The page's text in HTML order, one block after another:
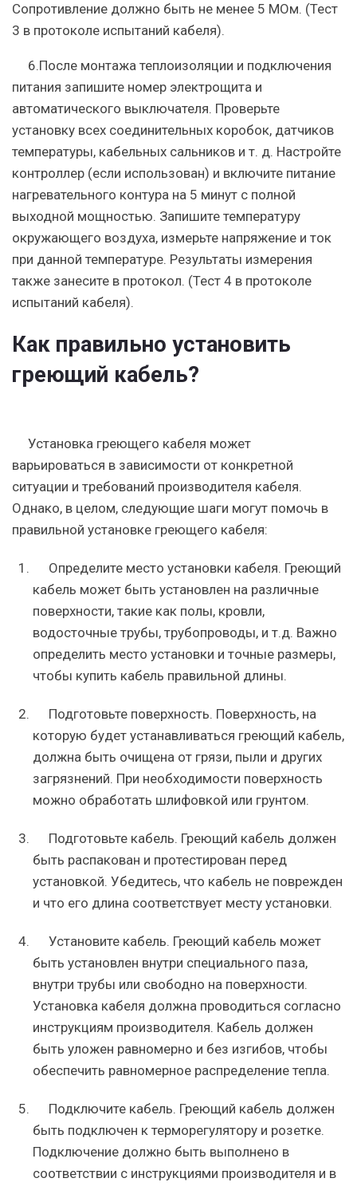
Сопротивление должно быть не менее 5 МОм. (Тест
3 в протоколе испытаний кабеля).
6.После монтажа теплоизоляции и подключения
питания запишите номер электрощита и
автоматического выключателя. Проверьте
установку всех соединительных коробок, датчиков
температуры, кабельных сальников и т. д. Настройте
контроллер (если использован) и включите питание
нагревательного контура на 5 минут с полной
выходной мощностью. Запишите температуру
окружающего воздуха, измерьте напряжение и ток
при данной температуре. Результаты измерения
также занесите в протокол. (Тест 4 в протоколе
испытаний кабеля).
Как правильно установить
греющий кабель?
Установка греющего кабеля может
варьироваться в зависимости от конкретной
ситуации и требований производителя кабеля.
Однако, в целом, следующие шаги могут помочь в
правильной установке греющего кабеля:
Определите место установки кабеля. Греющий
кабель может быть установлен на различные
поверхности, такие как полы, кровли,
водосточные трубы, трубопроводы, и т.д. Важно
определить место установки и точные размеры,
чтобы купить кабель правильной длины.
Подготовьте поверхность. Поверхность, на
которую будет устанавливаться греющий кабель,
должна быть очищена от грязи, пыли и других
загрязнений. При необходимости поверхность
можно обработать шлифовкой или грунтом.
Подготовьте кабель. Греющий кабель должен
быть распакован и протестирован перед
установкой. Убедитесь, что кабель не поврежден
и что его длина соответствует месту установки.
Установите кабель. Греющий кабель может
быть установлен внутри специального паза,
внутри трубы или свободно на поверхности.
Установка кабеля должна проводиться согласно
инструкциям производителя. Кабель должен
быть уложен равномерно и без изгибов, чтобы
обеспечить равномерное распределение тепла.
Подключите кабель. Греющий кабель должен
быть подключен к терморегулятору и розетке.
Подключение должно быть выполнено в
соответствии с инструкциями производителя и в